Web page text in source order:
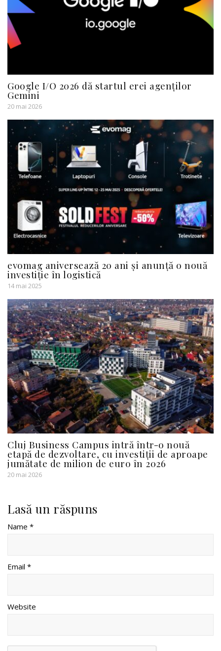
Google I/O 2026 dă startul erei agenților
Gemini
20 mai 2026
evomag aniversează 20 ani și anunță o nouă
investiție în logistică
14 mai 2025
Cluj Business Campus intră într-o nouă
etapă de dezvoltare, cu investiții de aproape
jumătate de milion de euro în 2026
20 mai 2026
Lasă un răspuns
Name *
Email *
Website